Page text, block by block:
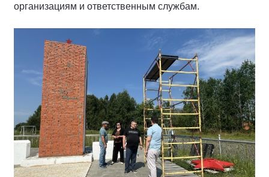
организациям и ответственным службам.